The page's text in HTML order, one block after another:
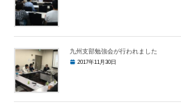
九州支部勉強会が行われました
2017年11月30日